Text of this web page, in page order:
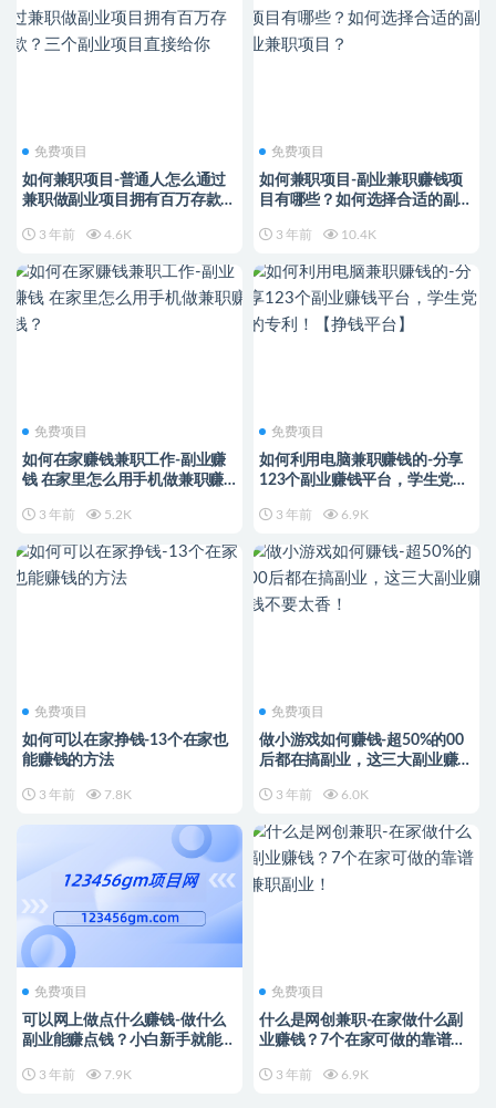
免费项目
如何兼职项目-普通人怎么通过
兼职做副业项目拥有百万存款？
3 年前 4.6K
免费项目
如何兼职项目-副业兼职赚钱项
目有哪些？如何选择合适的副业
3 年前 10.4K
免费项目
如何在家赚钱兼职工作-副业赚
钱 在家里怎么用手机做兼职赚
3 年前 5.2K
免费项目
如何利用电脑兼职赚钱的-分享
123个副业赚钱平台，学生党的
3 年前 6.9K
免费项目
如何可以在家挣钱-13个在家也
能赚钱的方法
3 年前 7.8K
免费项目
做小游戏如何赚钱-超50%的00
后都在搞副业，这三大副业赚钱
3 年前 6.0K
免费项目
可以网上做点什么赚钱-做什么
副业能赚点钱？小白新手就能赚
3 年前 7.9K
免费项目
什么是网创兼职-在家做什么副
业赚钱？7个在家可做的靠谱兼
3 年前 6.9K